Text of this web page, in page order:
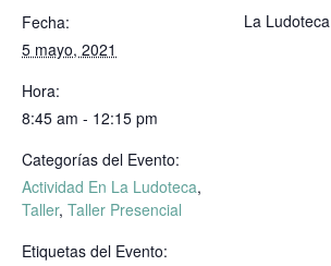
Fecha:
5 mayo, 2021
Hora:
8:45 am - 12:15 pm
Categorías del Evento:
Actividad En La Ludoteca,
Taller, Taller Presencial
Etiquetas del Evento:
La Ludoteca